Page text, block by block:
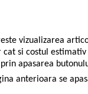
vizualizarea
si costul
apasarea
anterioara se